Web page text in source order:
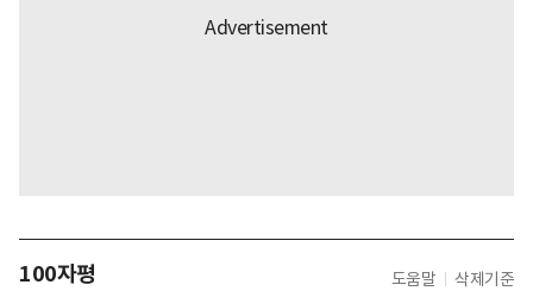
100자평 도움말 삭제기준